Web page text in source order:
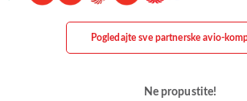
Pogledajte sve partnerske avio-
Ne propustite!